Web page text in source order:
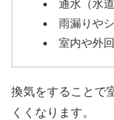
通水（水
雨漏りや
室内や外
換気をすることで
くくなります。